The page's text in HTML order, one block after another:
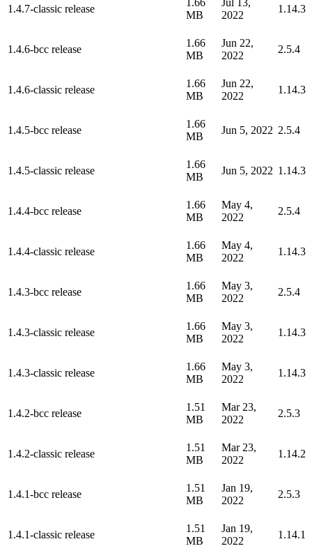
1.4.7-classic release
1.66
MB
Jul 13,
2022
1.14.3
1.4.6-bcc release
1.66
MB
Jun 22,
2022
2.5.4
1.4.6-classic release
1.66
MB
Jun 22,
2022
1.14.3
1.4.5-bcc release
1.66
MB
Jun 5, 2022 2.5.4
1.4.5-classic release
1.66
MB
Jun 5, 2022 1.14.3
1.4.4-bcc release
1.66
MB
May 4,
2022
2.5.4
1.4.4-classic release
1.66
MB
May 4,
2022
1.14.3
1.4.3-bcc release
1.66
MB
May 3,
2022
2.5.4
1.4.3-classic release
1.66
MB
May 3,
2022
1.14.3
1.4.3-classic release
1.66
MB
May 3,
2022
1.14.3
1.4.2-bcc release
1.51
MB
Mar 23,
2022
2.5.3
1.4.2-classic release
1.51
MB
Mar 23,
2022
1.14.2
1.4.1-bcc release
1.51
MB
Jan 19,
2022
2.5.3
1.4.1-classic release
1.51
MB
Jan 19,
2022
1.14.1